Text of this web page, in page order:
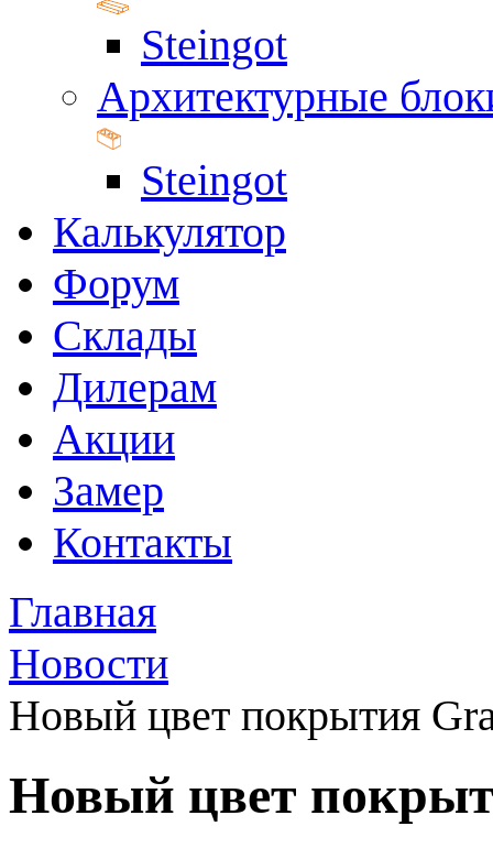
Steingot
Архитектурные
Steingot
Калькулятор
Форум
Склады
Дилерам
Акции
Замер
Контакты
Главная
Новости
Новый цвет покрытия
Новый цвет